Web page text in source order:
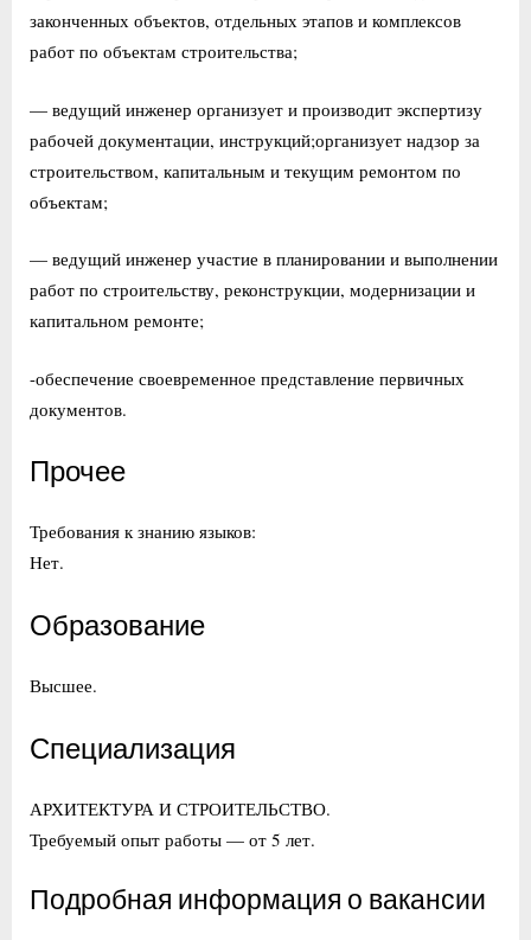
законченных объектов, отдельных этапов и комплексов
работ по объектам строительства;
— ведущий инженер организует и производит экспертизу
рабочей документации, инструкций;организует надзор за
строительством, капитальным и текущим ремонтом по
объектам;
— ведущий инженер участие в планировании и выполнении
работ по строительству, реконструкции, модернизации и
капитальном ремонте;
-обеспечение своевременное представление первичных
документов.
Прочее
Требования к знанию языков:
Нет.
Образование
Высшее.
Специализация
АРХИТЕКТУРА И СТРОИТЕЛЬСТВО.
Требуемый опыт работы — от 5 лет.
Подробная информация о вакансии